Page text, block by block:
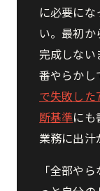
に必要に
い。最初
完成しな
番やらかし
で失敗した
断基準にも
業務に出汁
「全部や